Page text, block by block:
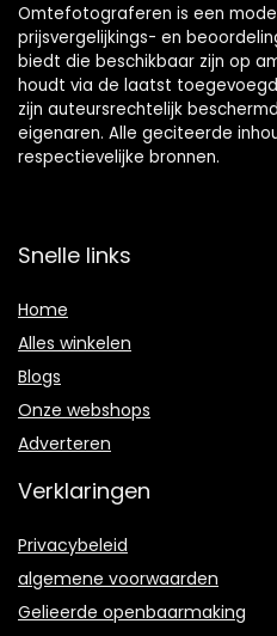
Omtefotograferen is een
prijsvergelijkings- en
biedt die beschikbaar zijn op
houdt via de laatst
zijn auteursrechtelijk
eigenaren. Alle geciteerde
respectievelijke bronnen.
Snelle links
Home
Alles winkelen
Blogs
Onze webshops
Adverteren
Verklaringen
Privacybeleid
algemene voorwaarden
Gelieerde openbaarmaking